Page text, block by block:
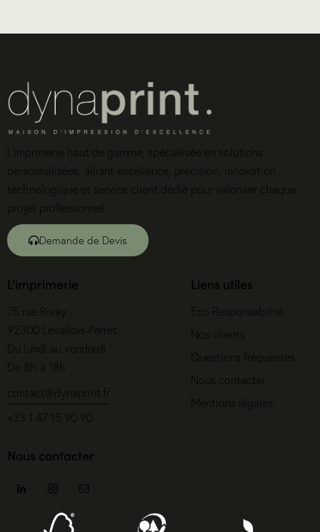
L’imprimerie haut de gamme, spécialisée en solutions
personnalisées, alliant excellence, précision, innovation
technologique et service client dédié pour valoriser chaque
projet professionnel.
Demande de Devis
L'imprimerie
75 rue Rivay
92300 Levallois-Perret
Du lundi au vendredi
De 8h à 18h
contact@dynaprint.fr
+33 1 47 15 90 90
Liens utiles
Eco Responsabilité
Nos clients
Questions fréquentes
Nous contacter
Mentions légales
Nous contacter